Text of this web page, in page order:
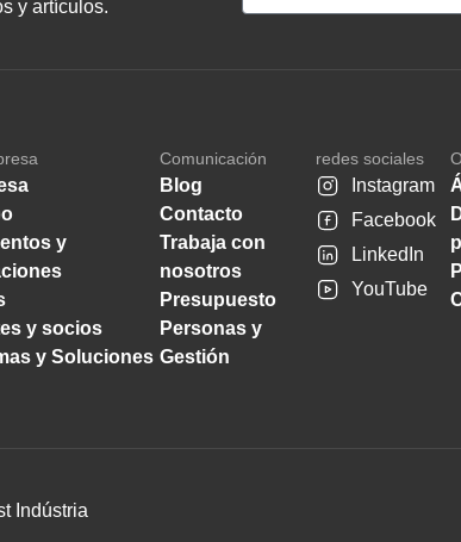
y artículos.
y
y socios
y Soluciones
Comunicación
Blog
Contacto
Trabaja con
nosotros
Presupuesto
Personas y
Gestión
redes sociales
Instagram
Facebook
LinkedIn
YouTube
Indústria